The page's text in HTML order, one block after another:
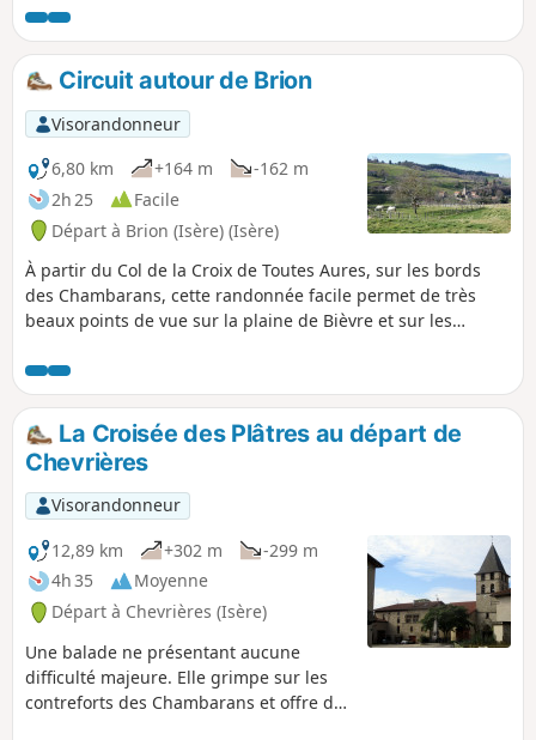
Circuit autour de Brion
Visorandonneur
6,80 km
+164 m
-162 m
2h 25
Facile
Départ à Brion (Isère) (Isère)
À partir du Col de la Croix de Toutes Aures, sur les bords
des Chambarans, cette randonnée facile permet de très
beaux points de vue sur la plaine de Bièvre et sur les
La Croisée des Plâtres au départ de
Chevrières
Visorandonneur
12,89 km
+302 m
-299 m
4h 35
Moyenne
Départ à Chevrières (Isère)
Une balade ne présentant aucune
difficulté majeure. Elle grimpe sur les
contreforts des Chambarans et offre de